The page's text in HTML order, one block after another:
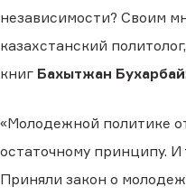
независимости? Своим
казахстанский
книг Бахытжан Бухарбай:
«Молодежной политике
остаточному принципу. И
Приняли закон о